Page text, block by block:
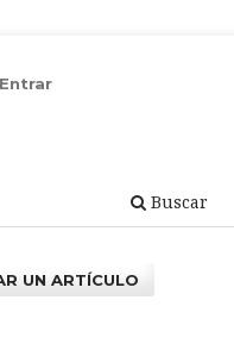
Buscar
Entrar
UN ARTÍCULO